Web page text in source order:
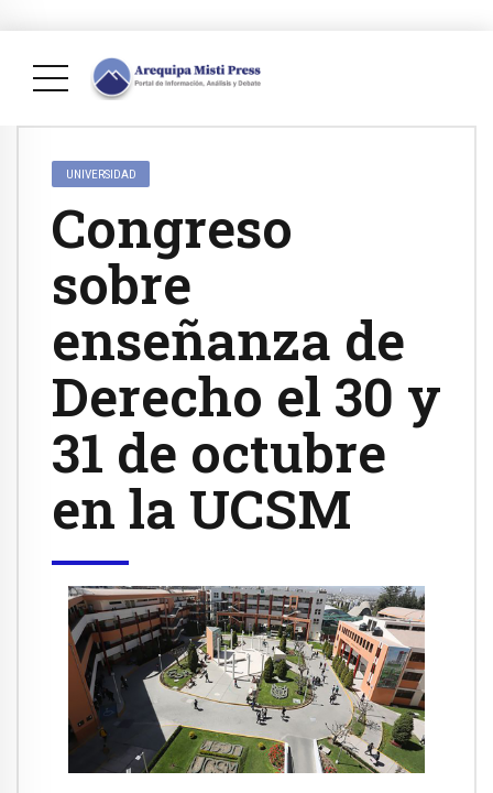
UNIVERSIDAD
Congreso
sobre
enseñanza de
Derecho el 30 y
31 de octubre
en la UCSM